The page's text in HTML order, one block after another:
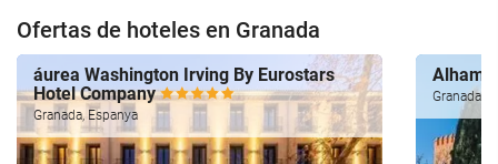
Ofertas de hoteles en Granada
áurea Washington Irving By Eurostars
Hotel Company
Granada, Espanya
Granada,